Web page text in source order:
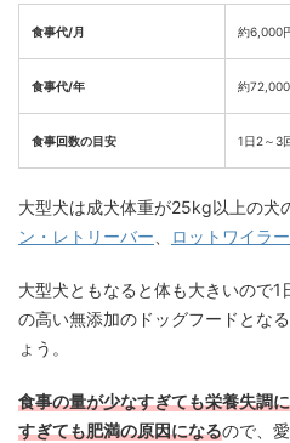
食事代/月 約6,000
食事代/年 約
食事回数の目安 1日2～3
大型犬は成犬体重が25kg以上の犬
ン・レトリーバー
ロットワイラー
大型犬ともなると体も大きいので
の高い無添加のドッグフードとな
ょう。
食事の量が少なすぎても栄養失調
すぎても肥満の原因になるので、